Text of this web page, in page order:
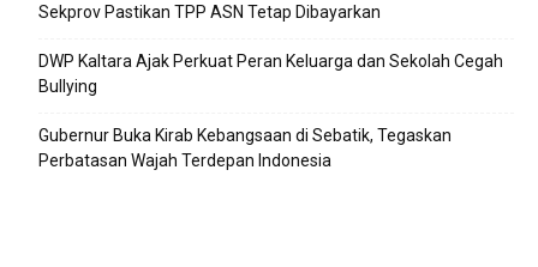
Sekprov Pastikan TPP ASN Tetap Dibayarkan
DWP Kaltara Ajak Perkuat Peran Keluarga dan Sekolah Cegah
Bullying
Gubernur Buka Kirab Kebangsaan di Sebatik, Tegaskan
Perbatasan Wajah Terdepan Indonesia